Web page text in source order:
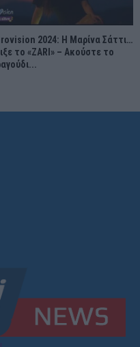
2024: Η Μαρίνα Σάττι…
το «ZARI» – Ακούστε το